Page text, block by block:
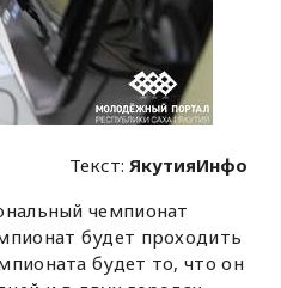
Текст:ЯкутияИнфо
чемпионат
будет проходить
будет то, что он